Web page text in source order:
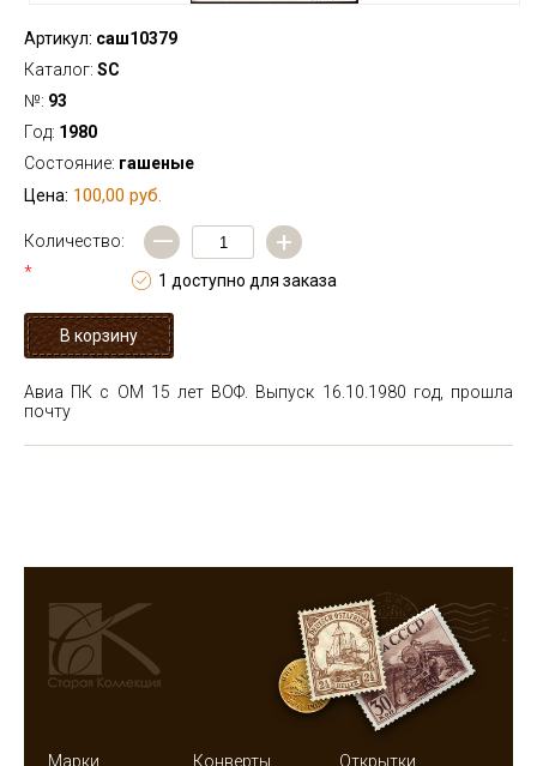
Артикул: саш10379
Каталог: SC
№: 93
Год: 1980
Состояние: гашеные
Цена: 100,00 руб.
Количество:
*
— +
1 доступно для заказа
Авиа ПК с ОМ 15 лет ВОФ. Выпуск 16.10.1980 год, прошла
почту
Марки Конверты Открытки